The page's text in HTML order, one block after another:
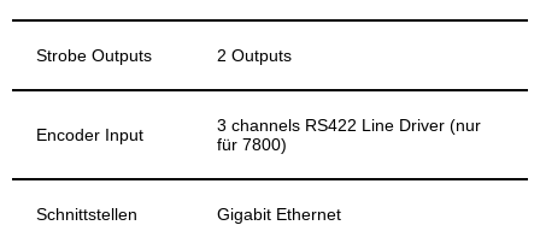
Strobe Outputs 2 Outputs
Encoder Input
3 channels RS422 Line Driver (nur
für 7800)
Schnittstellen Gigabit Ethernet